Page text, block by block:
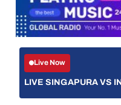
Live Now
LIVE SINGAPURA VS